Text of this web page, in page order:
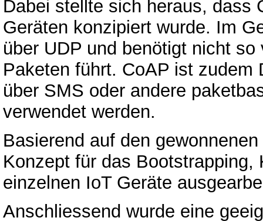
Dabei stellte sich heraus, dass
Geräten konzipiert wurde. Im
über UDP und benötigt nicht
Paketen führt. CoAP ist zudem
über SMS oder andere
verwendet werden.
Basierend auf den
Konzept für das Bootstrapping,
einzelnen IoT Geräte
Anschliessend wurde eine